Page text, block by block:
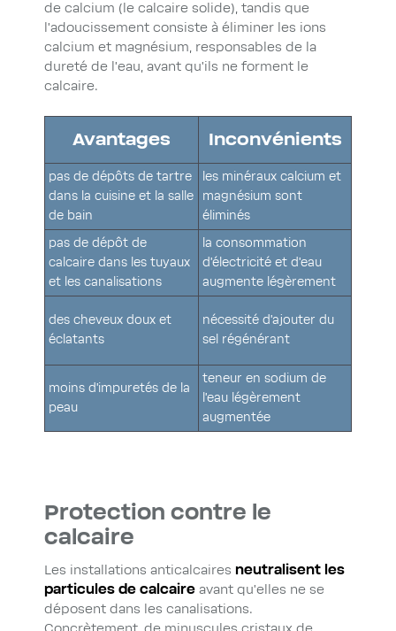
de calcium (le calcaire solide), tandis que
l’adoucissement consiste à éliminer les ions
calcium et magnésium, responsables de la
dureté de l’eau, avant qu’ils ne forment le
calcaire.
Avantages Inconvénients
pas de dépôts de tartre
dans la cuisine et la salle
de bain
les minéraux calcium et
magnésium sont
éliminés
pas de dépôt de
calcaire dans les tuyaux
et les canalisations
la consommation
d’électricité et d’eau
augmente légèrement
des cheveux doux et
éclatants
nécessité d’ajouter du
sel régénérant
moins d’impuretés de la
peau
teneur en sodium de
l’eau légèrement
augmentée
Protection contre le
calcaire
Les installations anticalcaires neutralisent les
particules de calcaire avant qu’elles ne se
déposent dans les canalisations.